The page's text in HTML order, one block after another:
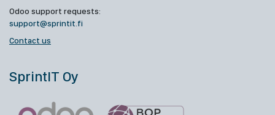
Odoo support requests:
support@sprintit.fi
Contact us
SprintIT Oy